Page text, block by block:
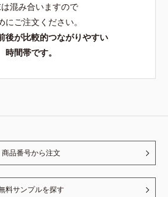
は混み合いますので
にご注文ください。
後が比較的つながりやすい
時間帯です。
商品番号から注文
料サンプルを探す